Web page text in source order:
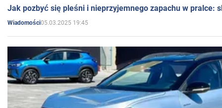
Jak pozbyć się pleśni i nieprzyjemnego zapachu w pralce:
Wiadomości05.03.2025 19:45